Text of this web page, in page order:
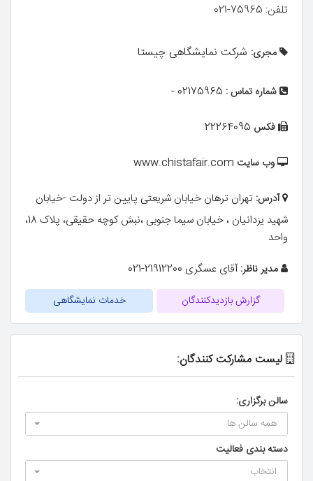
تلفن: 75965-021
مجری:شرکت نمایشگاهی چیستا
شماره تماس :02175965 -
فکس22264095
وب سایت www.chistafair.com
آدرس:تهران ترهان خیابان شریعتی پایین تر از دولت -خیابان
شهید یزدانیان ، خیابان سیما جنوبی ،نبش کوچه حقیقی، پلاک 18،
واحد
مدیر ناظر:آقای عسگری 21912200-021
گزارش بازدیدکنندگان خدمات نمایشگاهی
لیست مشارکت کنندگان:
سالن برگزاری:
همه سالن ها
دسته بندی فعالیت
انتخاب